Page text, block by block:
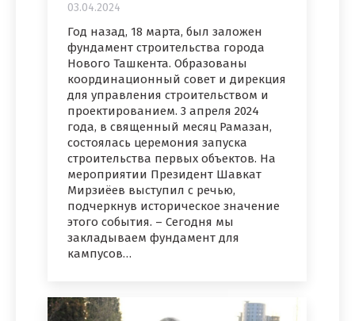
03.04.2024
Год назад, 18 марта, был заложен
фундамент строительства города
Нового Ташкента. Образованы
координационный совет и дирекция
для управления строительством и
проектированием. 3 апреля 2024
года, в священный месяц Рамазан,
состоялась церемония запуска
строительства первых объектов. На
мероприятии Президент Шавкат
Мирзиёев выступил с речью,
подчеркнув историческое значение
этого события. – Сегодня мы
закладываем фундамент для
кампусов…